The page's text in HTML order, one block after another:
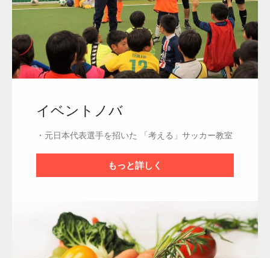
イベントノバ
・元日本代表選手を招いた 「考える」サッカー教室
もっと詳しく